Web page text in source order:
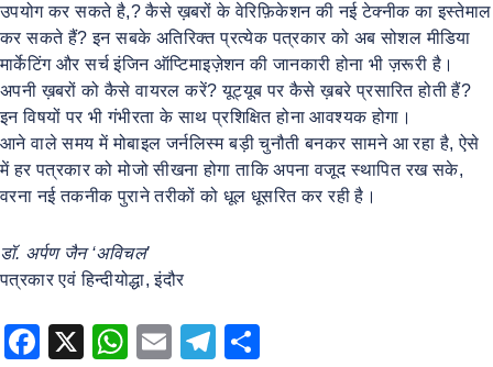
उपयोग कर सकते है,? कैसे ख़बरों के वेरिफ़िकेशन की नई टेक्नीक का इस्तेमाल
कर सकते हैं? इन सबके अतिरिक्त प्रत्येक पत्रकार को अब सोशल मीडिया
मार्केटिंग और सर्च इंजिन ऑप्टिमाइज़ेशन की जानकारी होना भी ज़रूरी है।
अपनी ख़बरों को कैसे वायरल करें? यूट्यूब पर कैसे ख़बरे प्रसारित होती हैं?
इन विषयों पर भी गंभीरता के साथ प्रशिक्षित होना आवश्यक होगा।
आने वाले समय में मोबाइल जर्नलिस्म बड़ी चुनौती बनकर सामने आ रहा है, ऐसे
में हर पत्रकार को मोजो सीखना होगा ताकि अपना वजूद स्थापित रख सके,
वरना नई तकनीक पुराने तरीकों को धूल धूसरित कर रही है।
डॉ. अर्पण जैन ‘अविचल’
पत्रकार एवं हिन्दीयोद्धा, इंदौर
F
X
W
E
T